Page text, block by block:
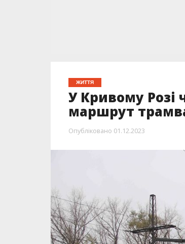
ЖИТТЯ
У Кривому Розі
маршрут
Опубліковано 01.12.2023